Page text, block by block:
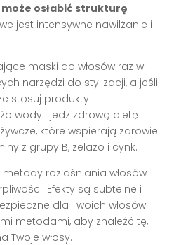
osłabić strukturę
jest intensywne nawilżanie i
maski do włosów raz w
narzędzi do stylizacji, a jeśli
stosuj produkty
wody i jedz zdrową dietę
które wspierają zdrowie
z grupy B, żelazo i cynk.
rozjaśniania włosów
Efekty są subtelne i
dla Twoich włosów.
metodami, aby znaleźć tę,
Twoje włosy.